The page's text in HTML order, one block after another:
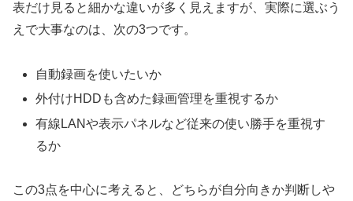
表だけ見ると細かな違いが多く見えますが、実際に選ぶう
えで大事なのは、次の3つです。
自動録画を使いたいか
外付けHDDも含めた録画管理を重視するか
有線LANや表示パネルなど従来の使い勝手を重視す
るか
この3点を中心に考えると、どちらが自分向きか判断しや